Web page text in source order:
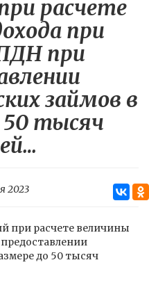
расчете
при
при
займов в
50 тысяч
2023
при расчете величины
до 50 тысяч